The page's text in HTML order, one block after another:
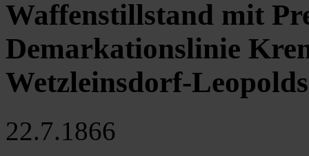
Waffenstillstand mit
Demarkationslinie
Wetzleinsdorf-
22.7.1866